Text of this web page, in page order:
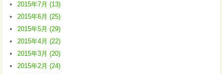
2015年7月 (13)
2015年6月 (25)
2015年5月 (29)
2015年4月 (22)
2015年3月 (20)
2015年2月 (24)